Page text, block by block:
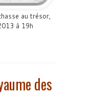
au trésor,
à 19h
des